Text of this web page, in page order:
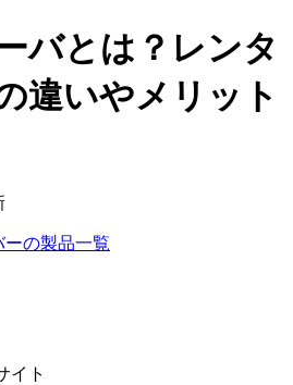
バとは？レンタ
違いやメリット
ーの製品一覧
イト